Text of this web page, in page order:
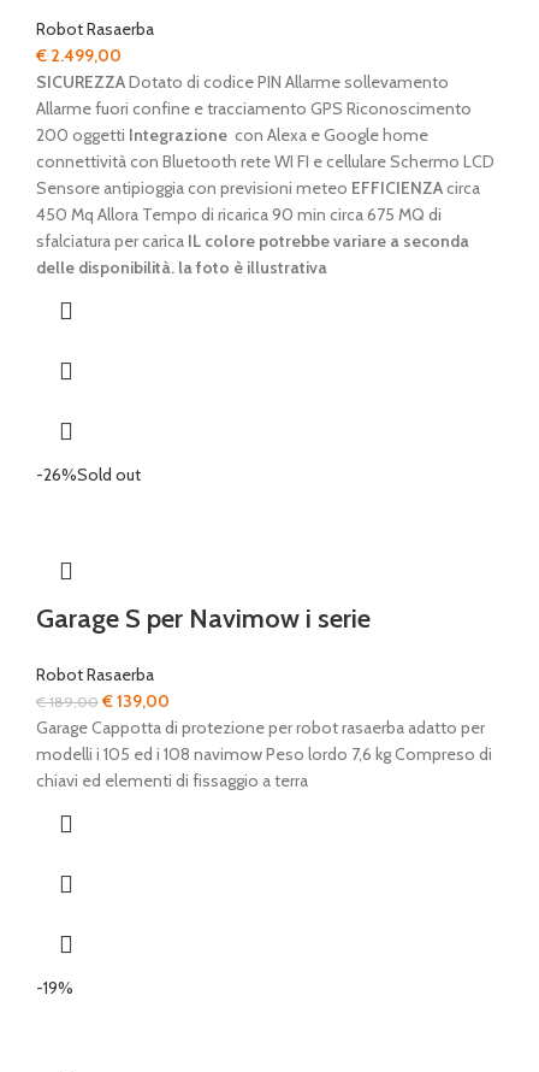
Robot Rasaerba
€ 2.499,00
SICUREZZADotato di codice PIN Allarme sollevamento
Allarme fuori confine e tracciamento GPS Riconoscimento
200 oggetti Integrazione con Alexa e Google home
connettività con Bluetooth rete WI FI e cellulare Schermo LCD
Sensore antipioggia con previsioni meteo EFFICIENZAcirca
450 Mq Allora Tempo di ricarica 90 min circa 675 MQ di
sfalciatura per carica IL colore potrebbe variare a seconda
delle disponibilità. la foto è illustrativa
-26%Sold out
Garage S per Navimow i serie
Robot Rasaerba
€189,00Il
prezzo
originale
era:
€139,00
prezzo
attuale
è:
Garage Cappotta di protezione per robot rasaerba adatto per
modelli i 105 ed i 108 navimow Peso lordo 7,6 kg Compreso di
chiavi ed elementi di fissaggio a terra
-19%